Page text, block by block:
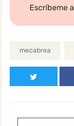
Escríbeme a
mecabrea